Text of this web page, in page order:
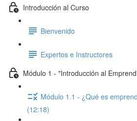
Introducción al Curso
Bienvenido
Expertos e Instructores
Módulo 1 - "Introducción al
Módulo 1.1 - ¿Qué es
(12:18)